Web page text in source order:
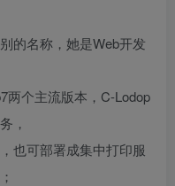
的名称，她是Web开发
两个主流版本，C-Lodop
，
也可部署成集中打印服